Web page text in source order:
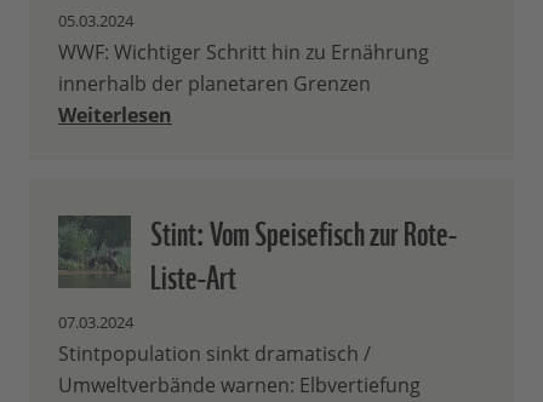
05.03.2024
WWF: Wichtiger Schritt hin zu Ernährung
innerhalb der planetaren Grenzen
Weiterlesen
Stint: Vom Speisefisch zur Rote-
Liste-Art
07.03.2024
Stintpopulation sinkt dramatisch /
Umweltverbände warnen: Elbvertiefung